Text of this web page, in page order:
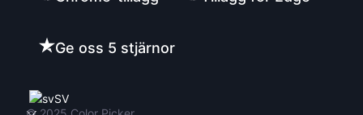
Ge oss 5 stjärnor
SV